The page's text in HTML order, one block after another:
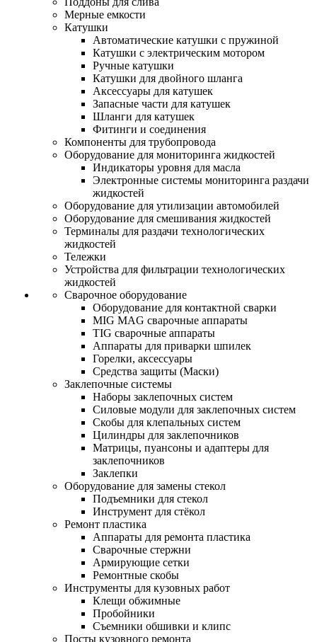
Мерные емкости
Катушки
Автоматические катушки с пружиной
Катушки с электрическим мотором
Ручные катушки
Катушки для двойного шланга
Аксессуары для катушек
Запасные части для катушек
Шланги для катушек
Фитинги и соединения
Компоненты для трубопровода
Оборудование для мониторинга жидкостей
Индикаторы уровня для масла
Электронные системы мониторинга раздачи
жидкостей
Оборудование для утилизации автомобилей
Оборудование для смешивания жидкостей
Терминалы для раздачи технологических
жидкостей
Тележки
Устройства для фильтрации технологических
жидкостей
Сварочное оборудование
Оборудование для контактной сварки
MIG MAG сварочные аппараты
TIG сварочные аппараты
Аппараты для приварки шпилек
Горелки, аксессуары
Средства защиты (Маски)
Заклепочные системы
Наборы заклепочных систем
Силовые модули для заклепочных систем
Скобы для клепальных систем
Цилиндры для заклепочников
Матрицы, пуансоны и адаптеры для
заклепочников
Заклепки
Оборудование для замены стекол
Подъемники для стекол
Инструмент для стёкол
Ремонт пластика
Аппараты для ремонта пластика
Сварочные стержни
Армирующие сетки
Ремонтные скобы
Инструменты для кузовных работ
Клещи обжимные
Пробойники
Съемники обшивки и клипс
Посты кузовного ремонта